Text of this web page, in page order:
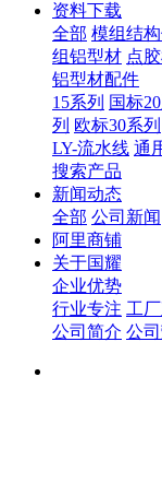
资料下载
全部 模组结
组铝型材 点
铝型材配件
15系列 国标
列 欧标30系列
LY-流水线 通
搜索产品
新闻动态
全部 公司新闻
阿里商铺
关于国耀
企业优势
行业专注 工
公司简介 公